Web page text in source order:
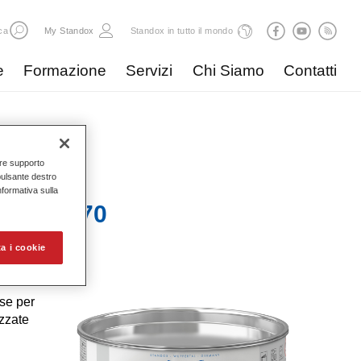
My Standox Standox in tutto il mondo
Formazione Servizi Chi Siamo Contatti
U1070
per
supporto
destro
sulla
i cookie